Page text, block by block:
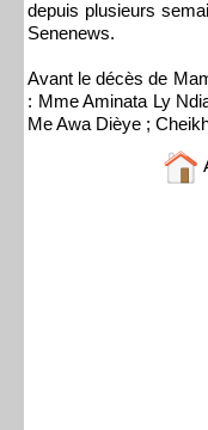
depuis plusieurs
Senenews.
Avant le décès de
: Mme Aminata Ly
Me Awa Dièye ;